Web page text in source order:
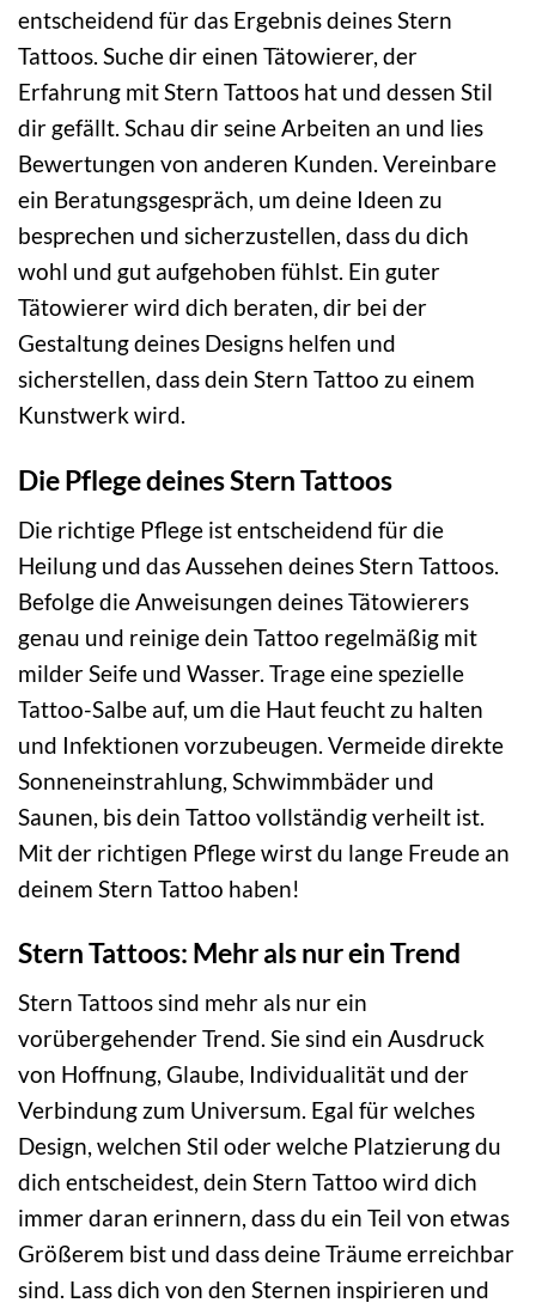
entscheidend für das Ergebnis deines Stern
Tattoos. Suche dir einen Tätowierer, der
Erfahrung mit Stern Tattoos hat und dessen Stil
dir gefällt. Schau dir seine Arbeiten an und lies
Bewertungen von anderen Kunden. Vereinbare
ein Beratungsgespräch, um deine Ideen zu
besprechen und sicherzustellen, dass du dich
wohl und gut aufgehoben fühlst. Ein guter
Tätowierer wird dich beraten, dir bei der
Gestaltung deines Designs helfen und
sicherstellen, dass dein Stern Tattoo zu einem
Kunstwerk wird.
Die Pflege deines Stern Tattoos
Die richtige Pflege ist entscheidend für die
Heilung und das Aussehen deines Stern Tattoos.
Befolge die Anweisungen deines Tätowierers
genau und reinige dein Tattoo regelmäßig mit
milder Seife und Wasser. Trage eine spezielle
Tattoo-Salbe auf, um die Haut feucht zu halten
und Infektionen vorzubeugen. Vermeide direkte
Sonneneinstrahlung, Schwimmbäder und
Saunen, bis dein Tattoo vollständig verheilt ist.
Mit der richtigen Pflege wirst du lange Freude an
deinem Stern Tattoo haben!
Stern Tattoos: Mehr als nur ein Trend
Stern Tattoos sind mehr als nur ein
vorübergehender Trend. Sie sind ein Ausdruck
von Hoffnung, Glaube, Individualität und der
Verbindung zum Universum. Egal für welches
Design, welchen Stil oder welche Platzierung du
dich entscheidest, dein Stern Tattoo wird dich
immer daran erinnern, dass du ein Teil von etwas
Größerem bist und dass deine Träume erreichbar
sind. Lass dich von den Sternen inspirieren und